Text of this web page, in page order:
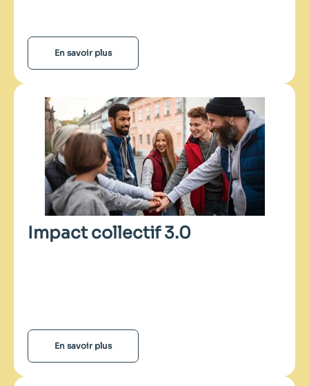
En savoir plus
Impact collectif 3.0
En savoir plus